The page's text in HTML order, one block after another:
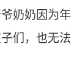
奶奶因为年
们，也无法